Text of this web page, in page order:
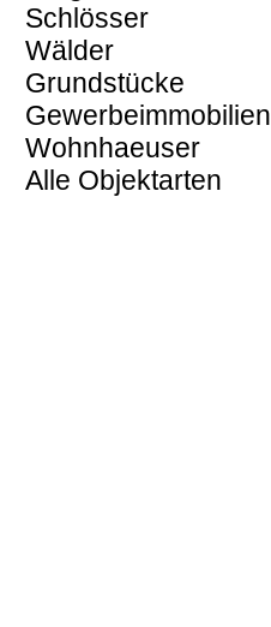
Schlösser
Wälder
Grundstücke
Gewerbeimmobilien
Wohnhaeuser
Alle Objektarten